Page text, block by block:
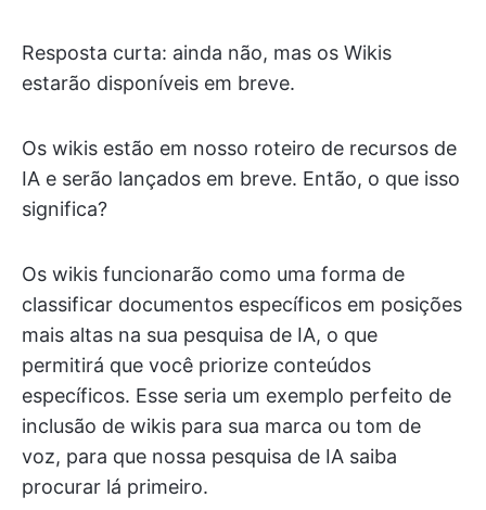
Resposta curta: ainda não, mas os Wikis
estarão disponíveis em breve.
Os wikis estão em nosso roteiro de recursos de
IA e serão lançados em breve. Então, o que isso
significa?
Os wikis funcionarão como uma forma de
classificar documentos específicos em posições
mais altas na sua pesquisa de IA, o que
permitirá que você priorize conteúdos
específicos. Esse seria um exemplo perfeito de
inclusão de wikis para sua marca ou tom de
voz, para que nossa pesquisa de IA saiba
procurar lá primeiro.